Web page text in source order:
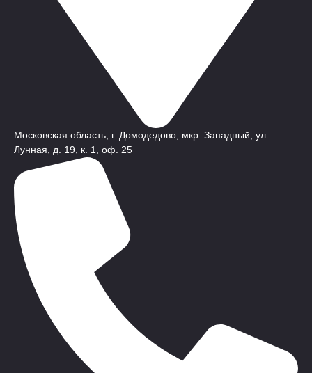
Московская область, г. Домодедово, мкр. Западный, ул.
Лунная, д. 19, к. 1, оф. 25